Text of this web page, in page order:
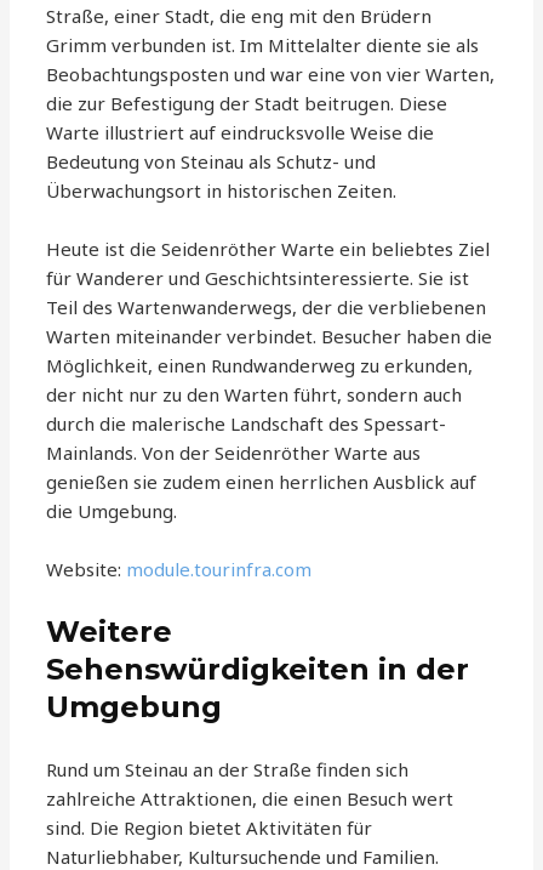
Straße, einer Stadt, die eng mit den Brüdern
Grimm verbunden ist. Im Mittelalter diente sie als
Beobachtungsposten und war eine von vier Warten,
die zur Befestigung der Stadt beitrugen. Diese
Warte illustriert auf eindrucksvolle Weise die
Bedeutung von Steinau als Schutz- und
Überwachungsort in historischen Zeiten.
Heute ist die Seidenröther Warte ein beliebtes Ziel
für Wanderer und Geschichtsinteressierte. Sie ist
Teil des Wartenwanderwegs, der die verbliebenen
Warten miteinander verbindet. Besucher haben die
Möglichkeit, einen Rundwanderweg zu erkunden,
der nicht nur zu den Warten führt, sondern auch
durch die malerische Landschaft des Spessart-
Mainlands. Von der Seidenröther Warte aus
genießen sie zudem einen herrlichen Ausblick auf
die Umgebung.
Website: module.tourinfra.com
Weitere
Sehenswürdigkeiten in der
Umgebung
Rund um Steinau an der Straße finden sich
zahlreiche Attraktionen, die einen Besuch wert
sind. Die Region bietet Aktivitäten für
Naturliebhaber, Kultursuchende und Familien.